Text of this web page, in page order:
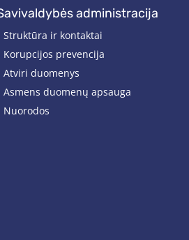
savivaldybės administracija
Struktūra ir kontaktai
Korupcijos prevencija
Atviri duomenys
Asmens duomenų apsauga
Nuorodos